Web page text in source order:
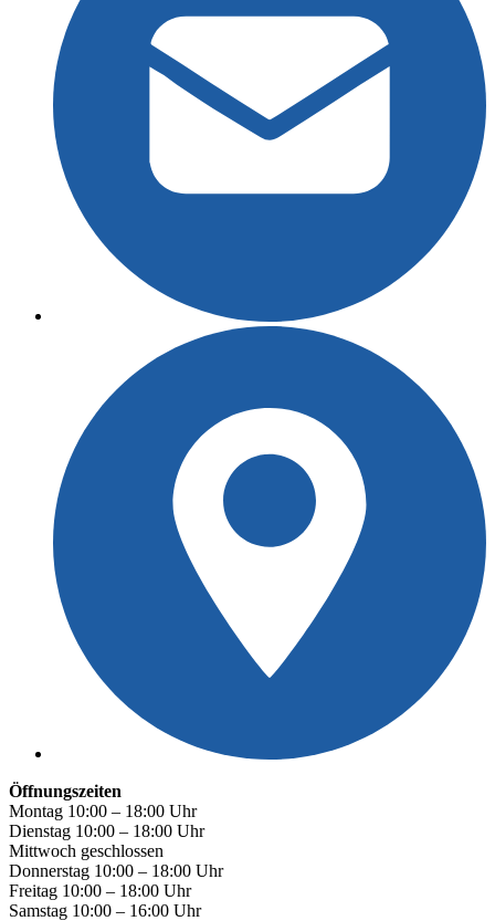
Öffnungszeiten
Montag 10:00 – 18:00 Uhr
Dienstag 10:00 – 18:00 Uhr
Mittwoch geschlossen
Donnerstag 10:00 – 18:00 Uhr
Freitag 10:00 – 18:00 Uhr
Samstag 10:00 – 16:00 Uhr